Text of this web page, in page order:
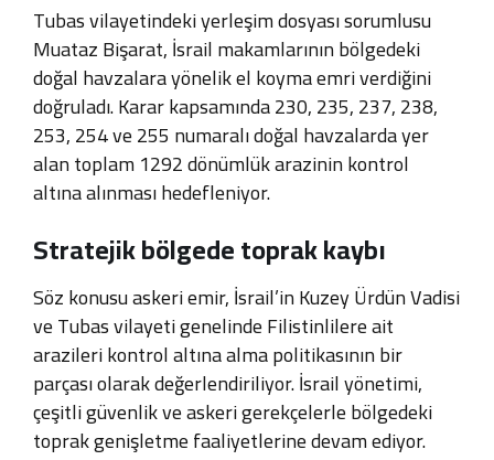
Tubas vilayetindeki yerleşim dosyası sorumlusu
Muataz Bişarat, İsrail makamlarının bölgedeki
doğal havzalara yönelik el koyma emri verdiğini
doğruladı.Karar kapsamında 230, 235, 237, 238,
253, 254 ve 255 numaralı doğal havzalarda yer
alan toplam 1292 dönümlük arazinin kontrol
altına alınması hedefleniyor.
Stratejik bölgede toprak kaybı
Söz konusu askeri emir, İsrail’in Kuzey Ürdün Vadisi
ve Tubas vilayeti genelinde Filistinlilere ait
arazileri kontrol altına alma politikasının bir
parçası olarak değerlendiriliyor.İsrail yönetimi,
çeşitli güvenlik ve askeri gerekçelerle bölgedeki
toprak genişletme faaliyetlerine devam ediyor.